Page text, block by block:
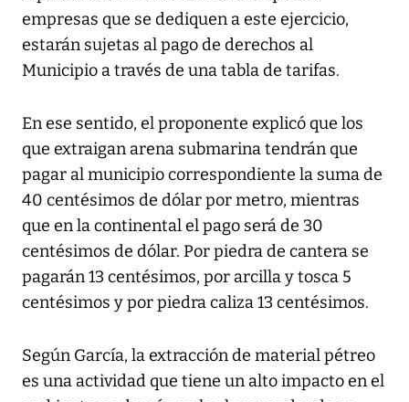
empresas que se dediquen a este ejercicio,
estarán sujetas al pago de derechos al
Municipio a través de una tabla de tarifas.
En ese sentido, el proponente explicó que los
que extraigan arena submarina tendrán que
pagar al municipio correspondiente la suma de
40 centésimos de dólar por metro, mientras
que en la continental el pago será de 30
centésimos de dólar. Por piedra de cantera se
pagarán 13 centésimos, por arcilla y tosca 5
centésimos y por piedra caliza 13 centésimos.
Según García, la extracción de material pétreo
es una actividad que tiene un alto impacto en el